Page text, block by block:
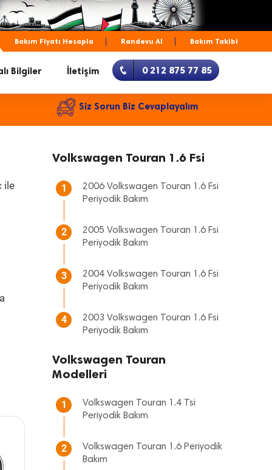
Bakım Fiyatı Hesapla Randevu Al Bakım Takibi
Bilgiler İletişim 0 212 875 77 85
Siz Sorun Biz Cevaplayalım
ile
Volkswagen Touran 1.6 Fsi
1
2006 Volkswagen Touran 1.6 Fsi
Periyodik Bakım
2
2005 Volkswagen Touran 1.6 Fsi
Periyodik Bakım
3
2004 Volkswagen Touran 1.6 Fsi
Periyodik Bakım
4
2003 Volkswagen Touran 1.6 Fsi
Periyodik Bakım
Volkswagen Touran
Modelleri
1
Volkswagen Touran 1.4 Tsi
Periyodik Bakım
2
Volkswagen Touran 1.6 Periyodik
Bakım